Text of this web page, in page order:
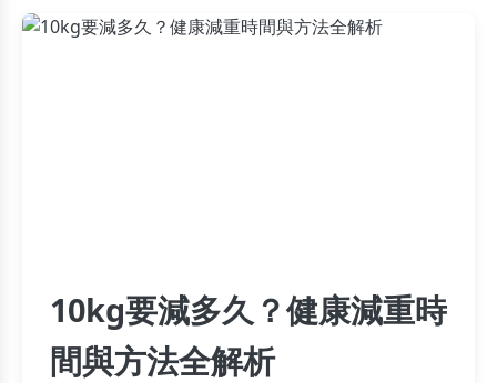
10kg要減多久？健康減重時
間與方法全解析